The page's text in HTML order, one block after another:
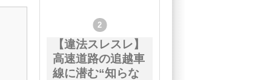
【違法スレスレ】
高速道路の追越車
線に潜む“知らな